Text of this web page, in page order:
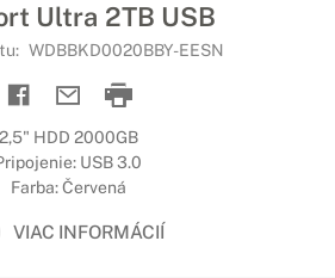
Ultra 2TB USB
WDBBKD0020BBY-EESN
2,5" HDD 2000GB
USB 3.0
Farba: Červená
VIAC INFORMÁCIÍ